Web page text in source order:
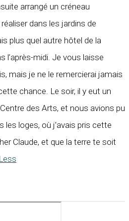
arrangé un créneau
réaliser dans les jardins de
plus quel autre hôtel de la
l’après-midi. Je vous laisse
mais je ne le remercierai jamais
chance. Le soir, il y eut un
des Arts, et nous avions pu
les loges, où j’avais pris cette
Claude, et que la terre te soit